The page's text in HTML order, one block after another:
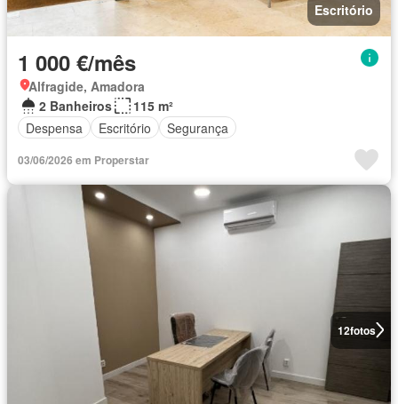
Escritório
1 000 €/mês
Alfragide, Amadora
2 Banheiros
115 m²
Despensa
Escritório Segurança
03/06/2026 em Properstar
12fotos